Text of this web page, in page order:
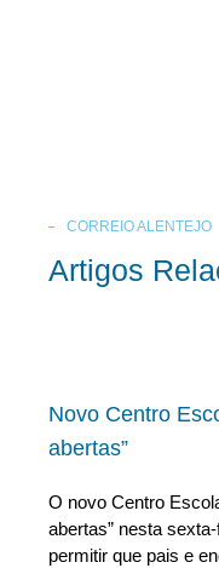
CORREIO ALENTEJO
Artigos
Novo Centro
abertas”
O novo Centro
abertas” nesta
permitir que pais e